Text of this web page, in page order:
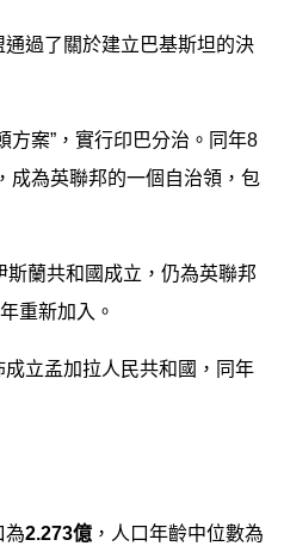
過了關於建立巴基斯坦的決
方案”，實行印巴分治。同年8
成為英聯邦的一個自治領，包
蘭共和國成立，仍為英聯邦
重新加入。
立孟加拉人民共和國，同年
為2.273億 ，人口年齡中位數為